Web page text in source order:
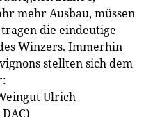
mehr Ausbau, müssen
die eindeutige
Winzers. Immerhin
stellten sich dem
Ulrich